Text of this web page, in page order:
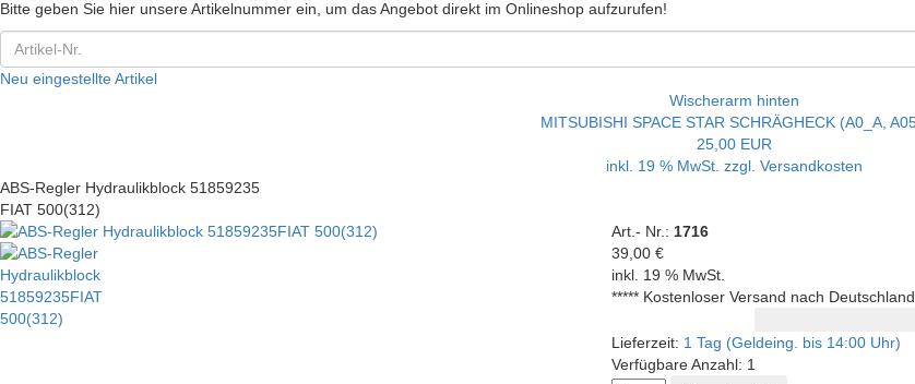
Bitte geben Sie hier unsere Artikelnummer ein, um das Angebot direkt im Onlineshop aufzurufen!
Neu eingestellte Artikel
Wischerarm hinten
MITSUBISHI SPACE STAR SCHRÄGHECK (A0_A,
25,00 EUR
inkl. 19 % MwSt. zzgl. Versandkosten
ABS-Regler Hydraulikblock 51859235
FIAT 500(312)
Art.- Nr.: 1716
39,00 €
inkl. 19 % MwSt.
***** Kostenloser Versand nach
Lieferzeit: 1 Tag (Geldeing. bis 14:00 Uhr)
Verfügbare Anzahl: 1